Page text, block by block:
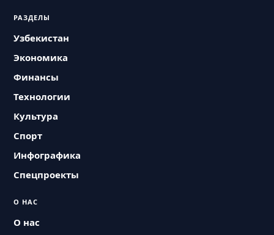
РАЗДЕЛЫ
Узбекистан
Экономика
Финансы
Технологии
Культура
Спорт
Инфографика
Спецпроекты
О НАС
О нас